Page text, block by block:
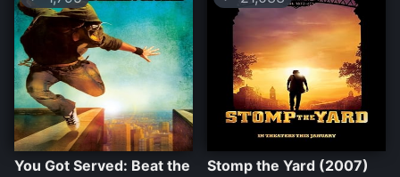
You Got Served: Beat the
Stomp the Yard (2007)